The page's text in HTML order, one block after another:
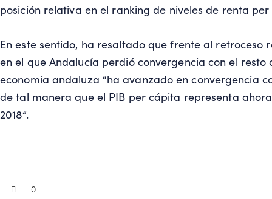
posición relativa en el ranking de niveles de renta
En este sentido, ha resaltado que frente al retroceso
en el que Andalucía perdió convergencia con el resto
economía andaluza “ha avanzado en convergencia
de tal manera que el PIB per cápita representa
2018”.
0